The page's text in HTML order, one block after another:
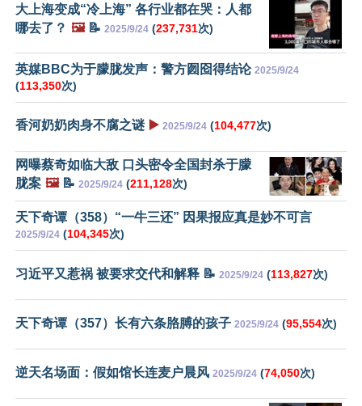
大上海变成“冷上海” 各行业都在哭：人都
哪去了？ 🖼️📝 2025/9/24 (237,731次)
英媒BBC为于朦胧发声：警方囫囵得结论 2025/9/24
(113,350次)
香河奶奶肉身不腐之谜 ▶️ 2025/9/24 (104,477次)
网曝蔡奇如临大敌 口头密令全国封杀于朦
胧案 🖼️📝 2025/9/24 (211,128次)
天下奇谭（358）“一牛三还” 因果报应真是妙不可言
2025/9/24 (104,345次)
习近平又惹祸 被要求交代和解释 📝 2025/9/24 (113,827次)
天下奇谭（357）长有六条胳膊的孩子 2025/9/24 (95,554次)
逆天名场面：假如馆长连麦户晨风 2025/9/24 (74,050次)